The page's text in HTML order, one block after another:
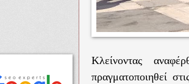
Κλείνοντας
πραγματοποιηθεί